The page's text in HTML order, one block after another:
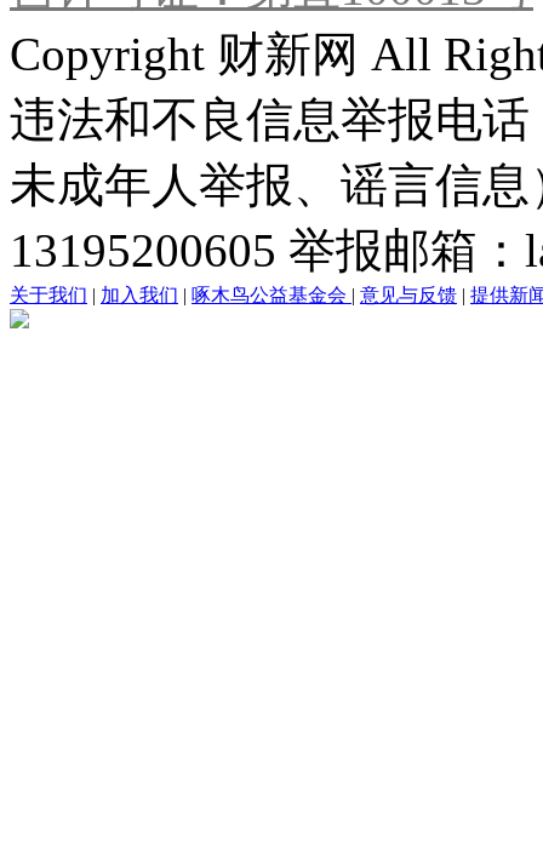
Copyright 财新网 All
违法和不良信息举报电
未成年人举报、谣言信
13195200605 举报邮箱
关于我们 | 加入我们 | 啄木鸟公益基金会 | 意见与反馈 | 提供新